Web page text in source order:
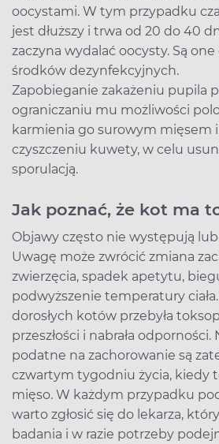
oocystami. W tym przypadku
jest dłuższy i trwa od 20 do 40
zaczyna wydalać oocysty. Są
środków dezynfekcyjnych.
Zapobieganie zakażeniu pupila
ograniczaniu mu możliwości
karmienia go surowym mięsem
czyszczeniu kuwety, w celu
sporulacją.
Jak poznać, że kot ma
Objawy często nie występują
Uwagę może zwrócić zmiana
zwierzęcia, spadek apetytu,
podwyższenie temperatury
dorosłych kotów przebyła
przeszłości i nabrała odporności.
podatne na zachorowanie są
czwartym tygodniu życia, kiedy
mięso. W każdym przypadku
warto zgłosić się do lekarza,
badania i w razie potrzeby